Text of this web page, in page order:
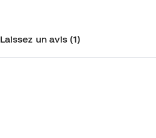
Laissez un avis (1)